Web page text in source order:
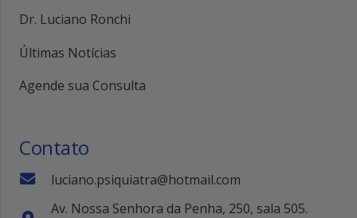
Dr. Luciano Ronchi
Últimas Notícias
Agende sua Consulta
Contato
luciano.psiquiatra@hotmail.com
Av. Nossa Senhora da Penha, 250, sala 505.